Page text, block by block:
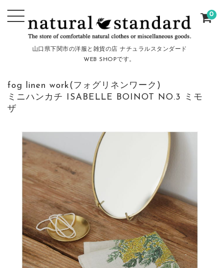
山口県下関市の洋服と雑貨の店 ナチュラルスタンダード
WEB SHOPです。
0
fog linen work(フォグリネンワーク)
ミニハンカチ ISABELLE BOINOT NO.3 ミモ
ザ